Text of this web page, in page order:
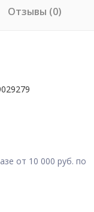
Отзывы (0)
от 10 000 руб. по